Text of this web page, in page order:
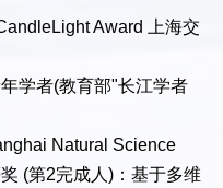
Award 上海交
学者(教育部"长江学者
Natural Science
(第2完成人)：基于多维